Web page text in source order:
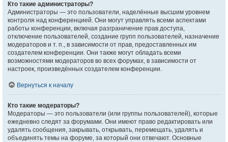
Кто такие администраторы?
Администраторы — это пользователи, наделённые высшим уровнем
контроля над конференцией. Они могут управлять всеми аспектами
работы конференции, включая разграничение прав доступа,
отключение пользователей, создание групп пользователей, назначение
модераторов и т. п., в зависимости от прав, предоставленных им
создателем конференции. Они также могут обладать всеми
возможностями модераторов во всех форумах, в зависимости от
настроек, произведённых создателем конференции.
Вернуться к началу
Кто такие модераторы?
Модераторы — это пользователи (или группы пользователей), которые
ежедневно следят за форумами. Они имеют право редактировать или
удалять сообщения, закрывать, открывать, перемещать, удалять и
объединять темы на форуме, за который они отвечают. Основные